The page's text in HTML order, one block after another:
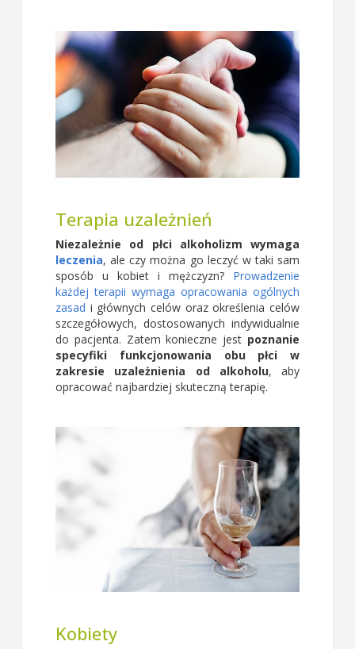
Terapia uzależnień
Niezależnie od płci alkoholizm wymaga
leczenia, ale czy można go leczyć w taki sam
sposób u kobiet i mężczyzn? Prowadzenie
każdej terapii wymaga opracowania ogólnych
zasad i głównych celów oraz określenia celów
szczegółowych, dostosowanych indywidualnie
do pacjenta. Zatem konieczne jest poznanie
specyfiki funkcjonowania obu płci w
zakresie uzależnienia od alkoholu, aby
opracować najbardziej skuteczną terapię.
Kobiety